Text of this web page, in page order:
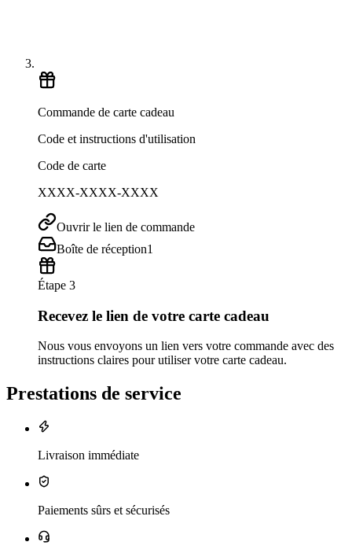
Commande de carte cadeau
Code et instructions d'utilisation
Code de carte
XXXX-XXXX-XXXX
Ouvrir le lien de commande
Boîte de réception1
Étape 3
Recevez le lien de votre carte cadeau
Nous vous envoyons un lien vers votre commande avec des
instructions claires pour utiliser votre carte cadeau.
Prestations de service
Livraison immédiate
Paiements sûrs et sécurisés